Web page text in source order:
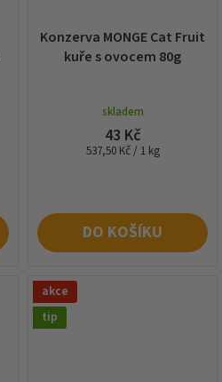
Konzerva MONGE Cat Fruit
kuře s ovocem 80g
skladem
43 Kč
Měrná
537,50 Kč / 1 kg
DO KOŠÍKU
akce
tip